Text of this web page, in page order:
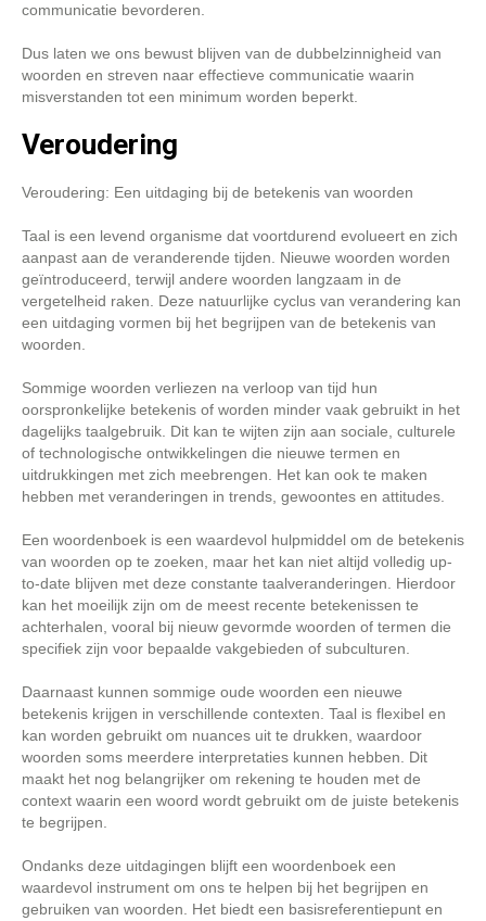
communicatie bevorderen.
Dus laten we ons bewust blijven van de dubbelzinnigheid van
woorden en streven naar effectieve communicatie waarin
misverstanden tot een minimum worden beperkt.
Veroudering
Veroudering: Een uitdaging bij de betekenis van woorden
Taal is een levend organisme dat voortdurend evolueert en zich
aanpast aan de veranderende tijden. Nieuwe woorden worden
geïntroduceerd, terwijl andere woorden langzaam in de
vergetelheid raken. Deze natuurlijke cyclus van verandering kan
een uitdaging vormen bij het begrijpen van de betekenis van
woorden.
Sommige woorden verliezen na verloop van tijd hun
oorspronkelijke betekenis of worden minder vaak gebruikt in het
dagelijks taalgebruik. Dit kan te wijten zijn aan sociale, culturele
of technologische ontwikkelingen die nieuwe termen en
uitdrukkingen met zich meebrengen. Het kan ook te maken
hebben met veranderingen in trends, gewoontes en attitudes.
Een woordenboek is een waardevol hulpmiddel om de betekenis
van woorden op te zoeken, maar het kan niet altijd volledig up-
to-date blijven met deze constante taalveranderingen. Hierdoor
kan het moeilijk zijn om de meest recente betekenissen te
achterhalen, vooral bij nieuw gevormde woorden of termen die
specifiek zijn voor bepaalde vakgebieden of subculturen.
Daarnaast kunnen sommige oude woorden een nieuwe
betekenis krijgen in verschillende contexten. Taal is flexibel en
kan worden gebruikt om nuances uit te drukken, waardoor
woorden soms meerdere interpretaties kunnen hebben. Dit
maakt het nog belangrijker om rekening te houden met de
context waarin een woord wordt gebruikt om de juiste betekenis
te begrijpen.
Ondanks deze uitdagingen blijft een woordenboek een
waardevol instrument om ons te helpen bij het begrijpen en
gebruiken van woorden. Het biedt een basisreferentiepunt en